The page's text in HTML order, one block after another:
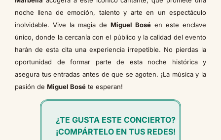
noche llena de emoción, talento y arte en un espectáculo
inolvidable. Vive la magia de Miguel Bosé en este enclave
único, donde la cercanía con el público y la calidad del evento
harán de esta cita una experiencia irrepetible. No pierdas la
oportunidad de formar parte de esta noche histórica y
asegura tus entradas antes de que se agoten. ¡La música y la
pasión de Miguel Bosé te esperan!
¿TE GUSTA ESTE CONCIERTO?
¡COMPÁRTELO EN TUS REDES!